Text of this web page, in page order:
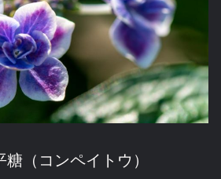
（コンペイトウ）